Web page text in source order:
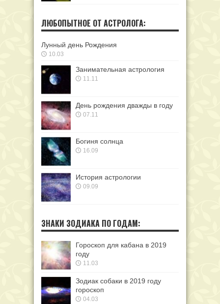
ЛЮБОПЫТНОЕ ОТ АСТРОЛОГА:
Лунный день Рождения
10.03
Занимательная астрология
11.11
День рождения дважды в году
07.11
Богиня солнца
16.09
История астрологии
09.09
ЗНАКИ ЗОДИАКА ПО ГОДАМ:
Гороскоп для кабана в 2019
году
11.03
Зодиак собаки в 2019 году
гороскоп
04.03